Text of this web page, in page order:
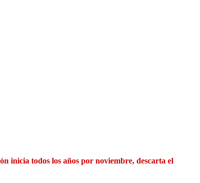
inicia todos los años por noviembre, descarta el